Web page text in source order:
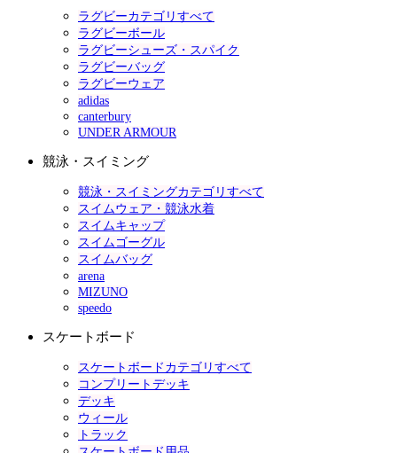
ラグビーカテゴリすべて
ラグビーボール
ラグビーシューズ・スパイク
ラグビーバッグ
ラグビーウェア
adidas
canterbury
UNDER ARMOUR
競泳・スイミング
競泳・スイミングカテゴリすべて
スイムウェア・競泳水着
スイムキャップ
スイムゴーグル
スイムバッグ
arena
MIZUNO
speedo
スケートボード
スケートボードカテゴリすべて
コンプリートデッキ
デッキ
ウィール
トラック